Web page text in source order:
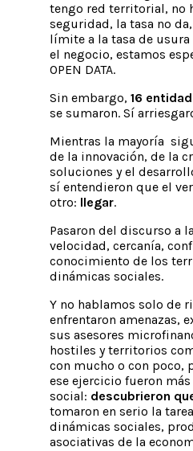
tengo red territorial, no
seguridad, la tasa no
límite a la tasa de
el negocio, estamos
OPEN DATA.
Sin embargo, 16
se sumaron. Sí
Mientras la mayoría
de la innovación, de la
soluciones y el
sí entendieron que el
otro: llegar.
Pasaron del discurso a
velocidad, cercanía,
conocimiento de los
dinámicas sociales.
Y no hablamos solo de
enfrentaron amenazas,
sus asesores
hostiles y territorios
con mucho o con poco,
ese ejercicio fueron
social: descubrieron
tomaron en serio la
dinámicas sociales,
asociativas de la